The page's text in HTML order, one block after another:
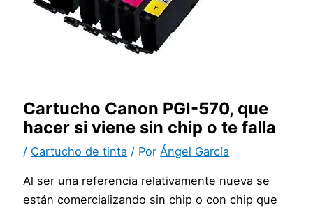
Cartucho Canon PGI-570, que
hacer si viene sin chip o te falla
/ Cartucho de tinta / PorÁngel García
Al ser una referencia relativamente nueva se
están comercializando sin chip o con chip que